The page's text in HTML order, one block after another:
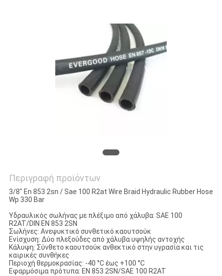
Περιγραφή προϊόντων
3/8" En 853 2sn / Sae 100 R2at Wire Braid Hydraulic Rubber Hose
Wp 330 Bar
Υδραυλικός σωλήνας με πλέξιμο από χάλυβα: SAE 100
R2AT/DIN EN 853 2SN
Σωλήνες: Ανεψυκτικό συνθετικό καουτσούκ
Ενίσχυση: Δύο πλεξούδες από χάλυβα υψηλής αντοχής
Κάλυψη: Σύνθετο καουτσούκ ανθεκτικό στην υγρασία και τις
καιρικές συνθήκες
Περιοχή θερμοκρασίας: -40 °C έως +100 °C
Εφαρμόσιμα πρότυπα: EN 853 2SN/SAE 100 R2AT